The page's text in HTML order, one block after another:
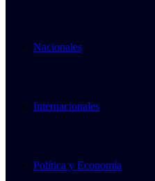
Nacionales
Internacionales
Política y Economía